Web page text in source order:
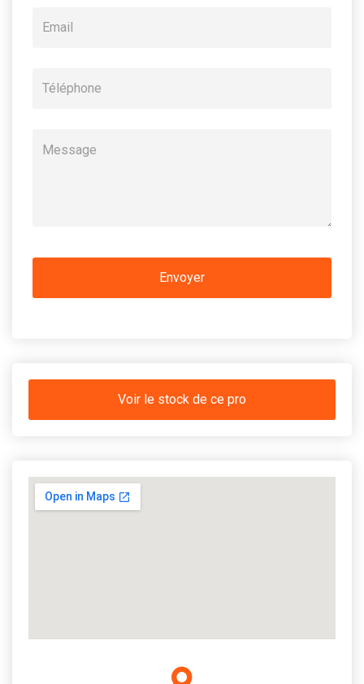
Voir le stock de ce pro